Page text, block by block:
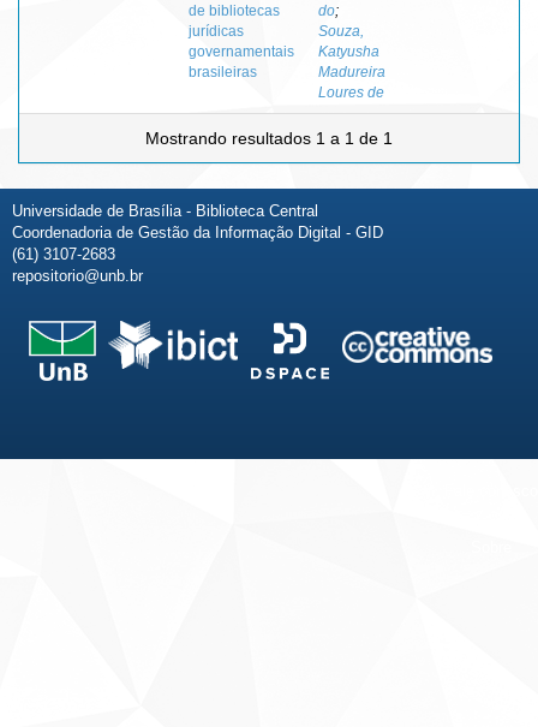
de bibliotecas
jurídicas
governamentais
brasileiras
do;
Souza,
Katyusha
Madureira
Loures de
Mostrando resultados 1 a 1 de 1
Universidade de Brasília - Biblioteca Central
Coordenadoria de Gestão da Informação Digital - GID
(61) 3107-2683
repositorio@unb.br